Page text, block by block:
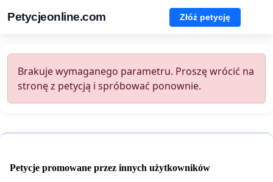
Petycjeonline.com Złóż petycję
Brakuje wymaganego parametru. Proszę wrócić na
stronę z petycją i spróbować ponownie.
Petycje promowane przez innych użytkowników